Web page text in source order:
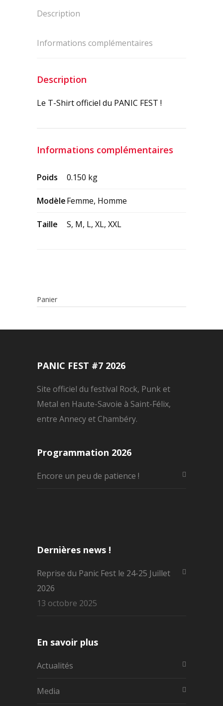
Description
Informations complémentaires
Description
Le T-Shirt officiel du PANIC FEST !
Informations complémentaires
Poids 0.150 kg
ModèleFemme, Homme
Taille S, M, L, XL, XXL
Panier
PANIC FEST #7 2026
Site officiel du festival Rock, Punk et
Metal en Haute-Savoie à Saint-Félix,
entre Annecy et Chambéry.
Programmation 2026
Encore un peu de patience !
Dernières news !
Reprise du Panic Fest le 24-25 Juillet
2026
13 octobre 2025
En savoir plus
Actualités
Media